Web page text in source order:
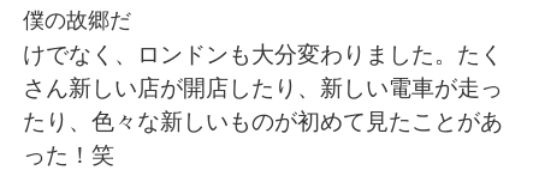
English 简体中文
繁體中文 Español
僕の故郷だ
けでなく、ロンドンも大分変わりました。たく
さん新しい店が開店したり、新しい電車が走っ
たり、色々な新しいものが初めて見たことがあ
った！笑